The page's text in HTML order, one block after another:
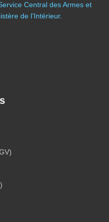
Central des Armes et
de l’Intérieur.